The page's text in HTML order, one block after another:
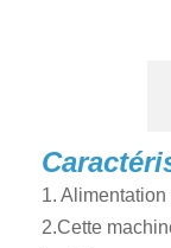
1.
2.Cette